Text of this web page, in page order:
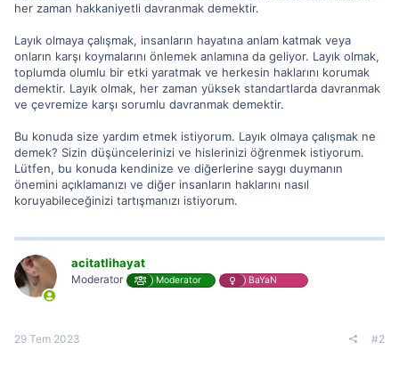
her zaman hakkaniyetli davranmak demektir.
Layık olmaya çalışmak, insanların hayatına anlam katmak veya
onların karşı koymalarını önlemek anlamına da geliyor. Layık olmak,
toplumda olumlu bir etki yaratmak ve herkesin haklarını korumak
demektir. Layık olmak, her zaman yüksek standartlarda davranmak
ve çevremize karşı sorumlu davranmak demektir.
Bu konuda size yardım etmek istiyorum. Layık olmaya çalışmak ne
demek? Sizin düşüncelerinizi ve hislerinizi öğrenmek istiyorum.
Lütfen, bu konuda kendinize ve diğerlerine saygı duymanın
önemini açıklamanızı ve diğer insanların haklarını nasıl
koruyabileceğinizi tartışmanızı istiyorum.
acitatlihayat
Moderator Moderator BaYaN
29 Tem 2023 #2